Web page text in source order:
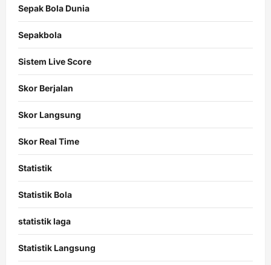
Sepak Bola Dunia
Sepakbola
Sistem Live Score
Skor Berjalan
Skor Langsung
Skor Real Time
Statistik
Statistik Bola
statistik laga
Statistik Langsung